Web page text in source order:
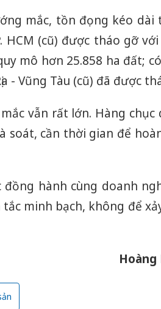
mắc, tồn đọng kéo dài
HCM (cũ) được tháo gỡ
mô hơn 25.858 ha đất;
- Vũng Tàu (cũ) đã được
vẫn rất lớn. Hàng chục
soát, cần thời gian để
đồng hành cùng doanh
minh bạch, không để
Hoàng